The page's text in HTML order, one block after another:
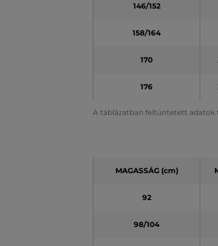
A táblázatban feltüntetett adatok
146/152
158/164
170
176
MAGASSÁG (cm)
92
98/104